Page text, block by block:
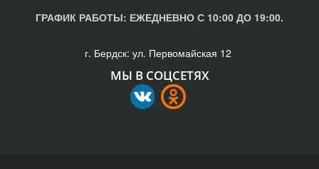
ГРАФИК РАБОТЫ: ЕЖЕДНЕВНО С 10:00 ДО 19:00.
г. Бердск: ул. Первомайская 12
МЫ В СОЦСЕТЯХ